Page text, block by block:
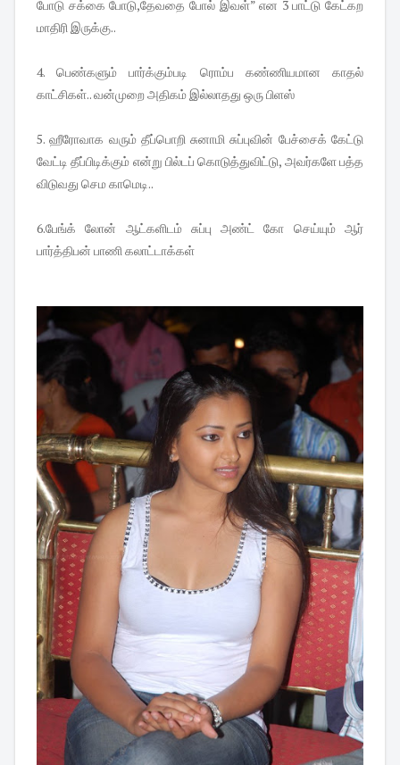
போடு சக்கை போடு,தேவதை போல் இவள்” என 3 பாட்டு கேட்கற
மாதிரி இருக்கு..
4. பெண்களும் பார்க்கும்படி ரொம்ப கண்ணியமான காதல்
காட்சிகள்.. வன்முறை அதிகம் இல்லாதது ஒரு பிளஸ்
5. ஹீரோவாக வரும் தீப்பொறி சுனாமி சுப்புவின் பேச்சைக் கேட்டு
வேட்டி தீப்பிடிக்கும் என்று பில்டப் கொடுத்துவிட்டு, அவர்களே பத்த
விடுவது செம காமெடி..
6.பேங்க் லோன் ஆட்களிடம் சுப்பு அண்ட் கோ செய்யும் ஆர்
பார்த்திபன் பாணி கலாட்டாக்கள்